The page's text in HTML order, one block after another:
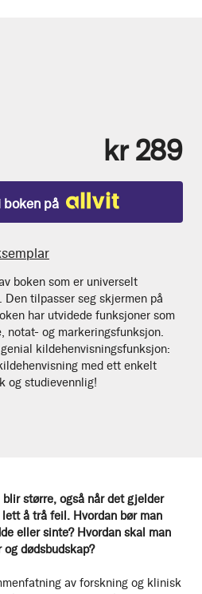
større, også når det gjelder
å trå feil. Hvordan bør man
eller sinte? Hvordan skal man
dødsbudskap?
av forskning og klinisk
kr 289
boken på
boken som er universelt
tilpasser seg skjermen på
har utvidede funksjoner som
notat- og markeringsfunksjon.
kildehenvisningsfunksjon:
med ett enkelt
og studievennlig!